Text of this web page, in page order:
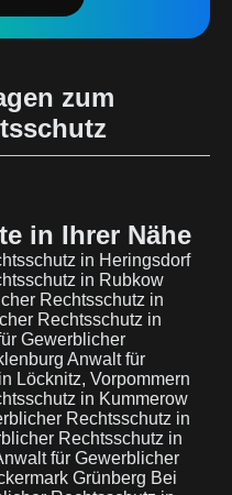
zum
in Ihrer Nähe
in Heringsdorf
in Rubkow
Rechtsschutz in
Rechtsschutz in
Gewerblicher
Anwalt für
Löcknitz, Vorpommern
in Kummerow
Rechtsschutz in
Rechtsschutz in
für Gewerblicher
Grünberg Bei